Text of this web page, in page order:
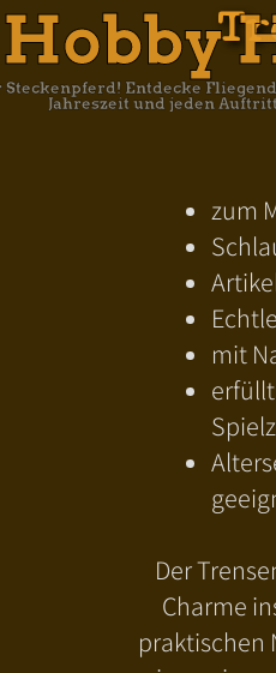
Entdecke
Jahreszeit und jeden
zum
mit
Der
Charme
praktischen